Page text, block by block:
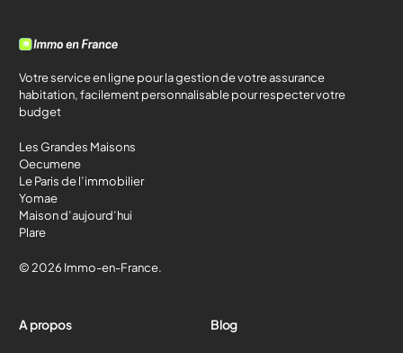
Votre service en ligne pour la gestion de votre assurance
habitation, facilement personnalisable pour respecter votre
budget
Les Grandes Maisons
Oecumene
Le Paris de l’immobilier
Yomae
Maison d’aujourd’hui
Plare
© 2026 Immo-en-France.
A propos Blog